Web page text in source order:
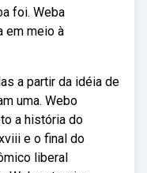
foi. Weba
em meio à
a partir da idéia de
uma. Webo
a história do
e o final do
liberal